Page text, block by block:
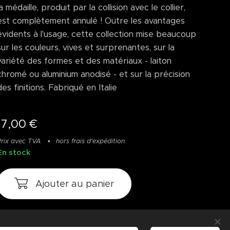
médaille, produit par la collision avec le collier,
complètement annulé ! Outre les avantages
à l'usage, cette collection mise beaucoup
les couleurs, vives et surprenantes, sur la
des formes et des matériaux - laiton
ou aluminium anodisé - et sur la précision
finitions. Fabriqué en Italie
€
avec TVA hors frais d'expédition
stock
Ajouter au panier